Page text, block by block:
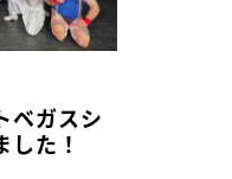
ベガスシ
した！